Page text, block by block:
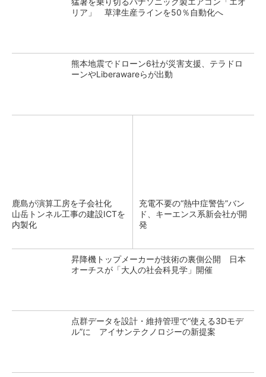
リア」 草津生産ラインを50％自動化へ
熊本地震でドローン6社が災害支援、テラドロ
ーンやLiberawareらが出動
鹿島が演算工房を子会社化
山岳トンネル工事の建設ICTを
内製化
充電不要の“熱中症警告”バン
ド、キーエンス系新会社が開
発
昇降機トップメーカーが技術の裏側公開 日本
オーチスが「大人の社会科見学」開催
点群データを設計・維持管理で“使える3Dモデ
ル”に アイサンテクノロジーの新提案